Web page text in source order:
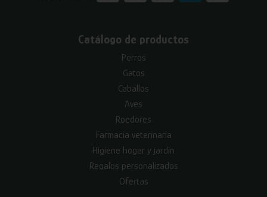
Catálogo de productos
Perros
Gatos
Caballos
Aves
Roedores
Farmacia veterinaria
Higiene hogar y jardín
Regalos personalizados
Ofertas